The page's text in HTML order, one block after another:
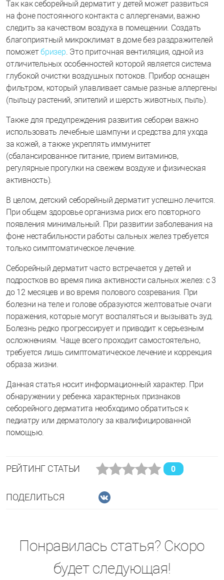
Так как себорейный дерматит у детей может развиться
на фоне постоянного контакта с аллергенами, важно
следить за качеством воздуха в помещении. Создать
благоприятный микроклимат в доме без раздражителей
поможетбризер. Это приточная вентиляция, одной из
отличительных особенностей которой является система
глубокой очистки воздушных потоков. Прибор оснащен
фильтром, который улавливает самые разные аллергены
(пыльцу растений, эпителий и шерсть животных, пыль).
Также для предупреждения развития себореи важно
использовать лечебные шампуни и средства для ухода
за кожей, а также укреплять иммунитет
(сбалансированное питание, прием витаминов,
регулярные прогулки на свежем воздухе и физическая
активность).
В целом, детский себорейный дерматит успешно лечится.
При общем здоровье организма риск его повторного
появления минимальный. При развитии заболевания на
фоне нестабильности работы сальных желез требуется
только симптоматическое лечение.
Себорейный дерматит часто встречается у детей и
подростков во время пика активности сальных желез: с 3
до 12 месяцев и во время полового созревания. При
болезни на теле и голове образуются желтоватые очаги
поражения, которые могут воспаляться и вызывать зуд.
Болезнь редко прогрессирует и приводит к серьезным
осложнениям. Чаще всего проходит самостоятельно,
требуется лишь симптоматическое лечение и коррекция
образа жизни.
Данная статья носит информационный характер. При
обнаружении у ребенка характерных признаков
себорейного дерматита необходимо обратиться к
педиатру или дерматологу за квалифицированной
помощью.
РЕЙТИНГ СТАТЬИ 0
ПОДЕЛИТЬСЯ
Понравилась статья? Скоро
будет следующая!